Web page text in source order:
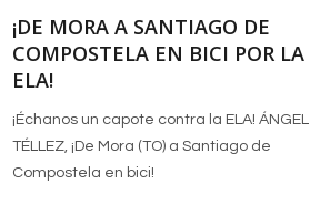
¡DE MORA A SANTIAGO DE
COMPOSTELA EN BICI POR LA
ELA!
¡Échanos un capote contra la ELA! ÁNGEL
TÉLLEZ, ¡De Mora (TO) a Santiago de
Compostela en bici!